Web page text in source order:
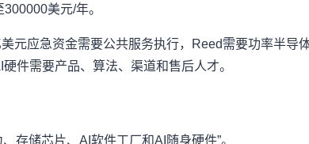
美元/年。
元应急资金需要公共服务执行，Reed需要功率半导
件需要产品、算法、渠道和售后人才。
存储芯片、AI软件工厂和AI随身硬件”。